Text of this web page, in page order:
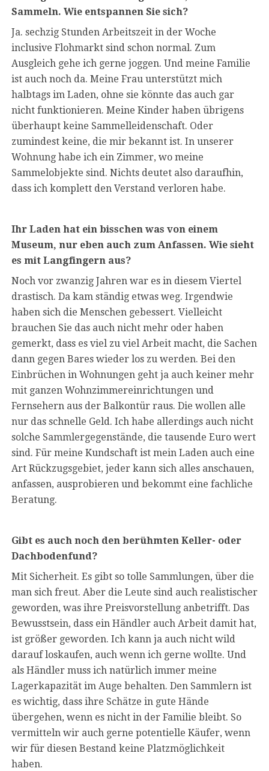
Sammeln. Wie entspannen Sie sich?
Ja. sechzig Stunden Arbeitszeit in der Woche
inclusive Flohmarkt sind schon normal. Zum
Ausgleich gehe ich gerne joggen. Und meine Familie
ist auch noch da. Meine Frau unterstützt mich
halbtags im Laden, ohne sie könnte das auch gar
nicht funktionieren. Meine Kinder haben übrigens
überhaupt keine Sammelleidenschaft. Oder
zumindest keine, die mir bekannt ist. In unserer
Wohnung habe ich ein Zimmer, wo meine
Sammelobjekte sind. Nichts deutet also daraufhin,
dass ich komplett den Verstand verloren habe.
Ihr Laden hat ein bisschen was von einem
Museum, nur eben auch zum Anfassen. Wie sieht
es mit Langfingern aus?
Noch vor zwanzig Jahren war es in diesem Viertel
drastisch. Da kam ständig etwas weg. Irgendwie
haben sich die Menschen gebessert. Vielleicht
brauchen Sie das auch nicht mehr oder haben
gemerkt, dass es viel zu viel Arbeit macht, die Sachen
dann gegen Bares wieder los zu werden. Bei den
Einbrüchen in Wohnungen geht ja auch keiner mehr
mit ganzen Wohnzimmereinrichtungen und
Fernsehern aus der Balkontür raus. Die wollen alle
nur das schnelle Geld. Ich habe allerdings auch nicht
solche Sammlergegenstände, die tausende Euro wert
sind. Für meine Kundschaft ist mein Laden auch eine
Art Rückzugsgebiet, jeder kann sich alles anschauen,
anfassen, ausprobieren und bekommt eine fachliche
Beratung.
Gibt es auch noch den berühmten Keller- oder
Dachbodenfund?
Mit Sicherheit. Es gibt so tolle Sammlungen, über die
man sich freut. Aber die Leute sind auch realistischer
geworden, was ihre Preisvorstellung anbetrifft. Das
Bewusstsein, dass ein Händler auch Arbeit damit hat,
ist größer geworden. Ich kann ja auch nicht wild
darauf loskaufen, auch wenn ich gerne wollte. Und
als Händler muss ich natürlich immer meine
Lagerkapazität im Auge behalten. Den Sammlern ist
es wichtig, dass ihre Schätze in gute Hände
übergehen, wenn es nicht in der Familie bleibt. So
vermitteln wir auch gerne potentielle Käufer, wenn
wir für diesen Bestand keine Platzmöglichkeit
haben.